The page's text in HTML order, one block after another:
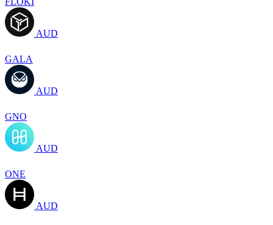
AUD
GALA
AUD
GNO
AUD
ONE
AUD